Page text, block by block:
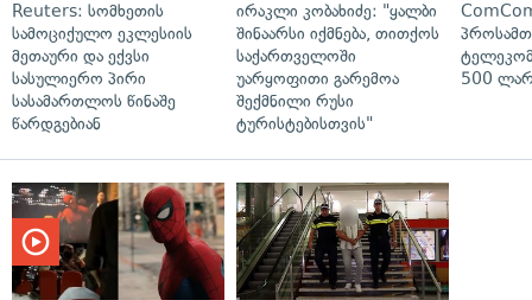
Reuters: სომხეთის
სამოციქულო ეკლესიის
მეთაური და ექვსი
სასულიერო პირი
სასამართლოს წინაშე
წარდგებიან
ირაკლი კობახიძე: "ყალბი
შინაარსი იქმნება, თითქოს
საქართველოში
უარყოფითი გარემოა
შექმნილი რუსი
ტურისტებისთვის"
500